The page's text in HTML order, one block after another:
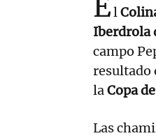
l
Iberdrola
campo
resultado
laCopa
Las